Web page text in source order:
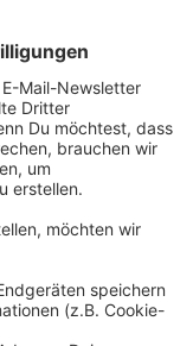
Auch